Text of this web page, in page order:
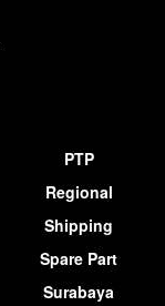
PTP
Regional
Shipping
Spare Part
Surabaya